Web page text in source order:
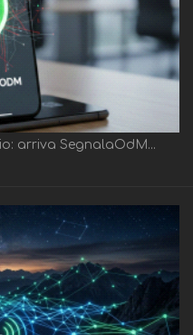
arriva SegnalaOdM...